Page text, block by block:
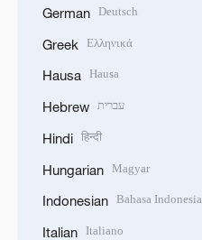
German Deutsch
Greek Ελληνικά
Hausa Hausa
Hebrew עברית
Hindi हिन्दी
Hungarian Magyar
Indonesian Bahasa Indonesia
Italian Italiano